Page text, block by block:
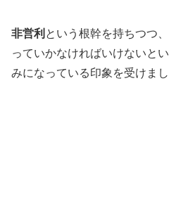
非営利 という根幹を持ちつつ
っていかなければいけないと
みになっている印象を受けまし